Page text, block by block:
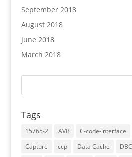
September 2018
August 2018
June 2018
March 2018
Tags
15765-2 AVB C-code-interface
Capture
ccp Data Cache DBC